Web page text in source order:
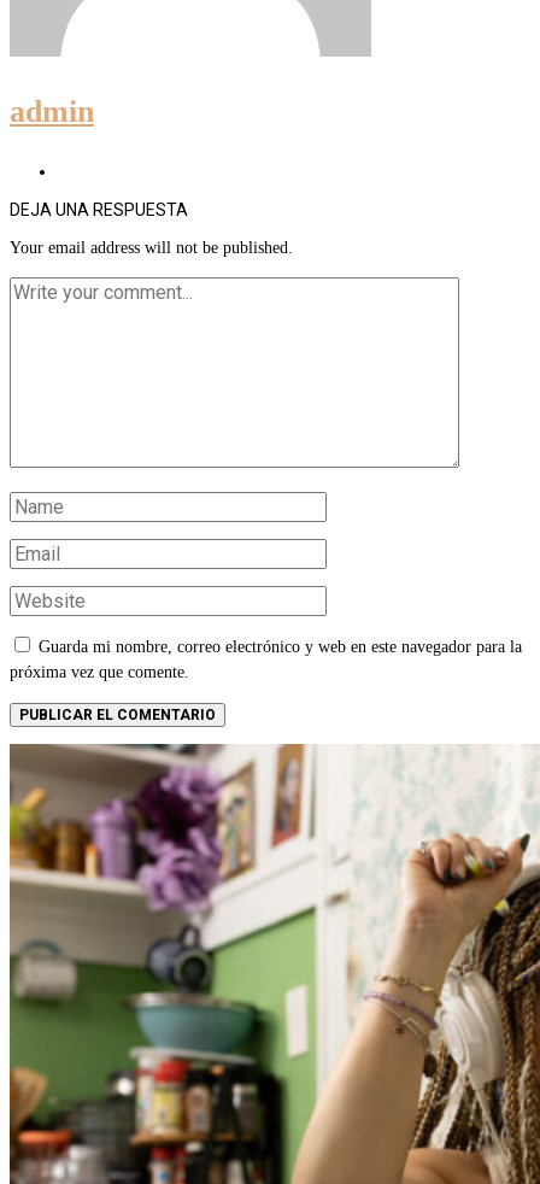
admin
DEJA UNA RESPUESTA
Your email address will not be published.
Guarda mi nombre, correo electrónico y web en este navegador para la
próxima vez que comente.